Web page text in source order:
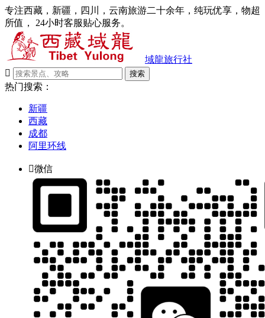
专注西藏，新疆，四川，云南旅游二十余年，纯玩优享，物超
所值， 24小时客服贴心服务。
域龍旅行社

搜索
热门搜索：
新疆
西藏
成都
阿里环线
微信